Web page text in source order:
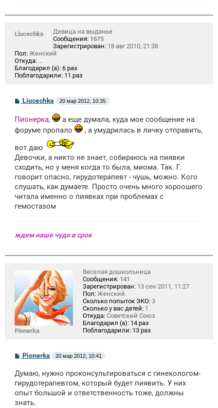
и
Liucechka
Девица на выданье
Сообщения: 1675
Зарегистрирован: 18 авг 2010, 21:38
Пол: Женский
Откуда: ...
Благодарил (а): 6 раз
Поблагодарили: 11 раз
С
б
е
и
Liucechka 20 мар 2012, 10:35
Пионерка,
а еще думала, куда мое сообщение на
форуме пропало
, а умудрилась в личку отправить,
вот даю
Девочки, а никто не знает, собираюсь на пиявки
сходить, но у меня когда то была, миома. Так. Г.
говорит опасно, гирудотерапевт - чушь, можно. Кого
слушать, как думаете. Просто очень много хороошего
читала именно о пиявках при проблемах с
гемостазом
ждем наше чудо в срок
Pionerka
Веселая дошкольница
Сообщения: 141
Зарегистрирован: 13 сен 2011, 11:27
Пол: Женский
Сколько попыток ЭКО: 3
Сколько у вас детей: 1
Откуда: Советский Союз
Благодарил (а): 14 раз
Поблагодарили: 13 раз
С
б
щ
е
н
и
Pionerka 20 мар 2012, 10:41
Думаю, нужно проконсультироваться с гинекологом-
гирудотерапевтом, который будет пиявить. У них
опыт большой и ответственность тоже, должны
знать.